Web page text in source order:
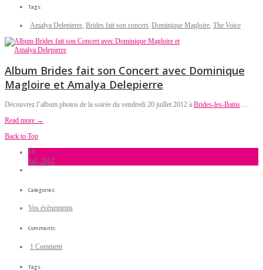
Tags:
Amalya Delepierre, Brides fait son concert, Dominique Magloire, The Voice
Album Brides fait son Concert avec Dominique
Magloire et Amalya Delepierre
Découvrez l’album photos de la soirée du vendredi 20 juillet 2012 à Brides-les-Bains.…
Read more →
Back to Top
19
juil, 2012
Categories:
Vos évènements
Comments:
1 Comment
Tags: